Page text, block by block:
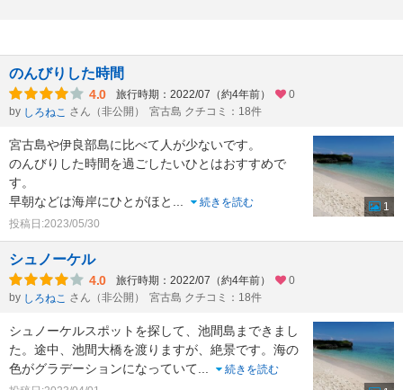
のんびりした時間
4.0 旅行時期：2022/07（約4年前）
0
by しろねこ さん（非公開） 宮古島 クチコミ：18件
宮古島や伊良部島に比べて人が少ないです。
のんびりした時間を過ごしたいひとはおすすめで
す。
早朝などは海岸にひとがほと
続きを読む
投稿日:2023/05/30
1
シュノーケル
4.0 旅行時期：2022/07（約4年前）
0
by しろねこ さん（非公開） 宮古島 クチコミ：18件
シュノーケルスポットを探して、池間島まできまし
た。途中、池間大橋を渡りますが、絶景です。海の
色がグラデーションになっていて
続きを読む